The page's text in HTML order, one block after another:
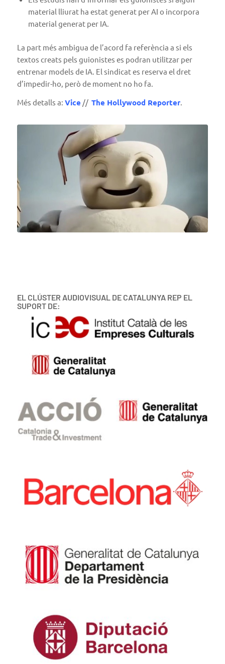
material lliurat ha estat generat per AI o incorpora
material generat per IA.
La part més ambigua de l’acord fa referència a si els
textos creats pels guionistes es podran utilitzar per
entrenar models de IA. El sindicat es reserva el dret
d’impedir-ho, però de moment no ho fa.
Més detalls a: Vice // The Hollywood Reporter.
EL CLÚSTER AUDIOVISUAL DE CATALUNYA REP EL
SUPORT DE: